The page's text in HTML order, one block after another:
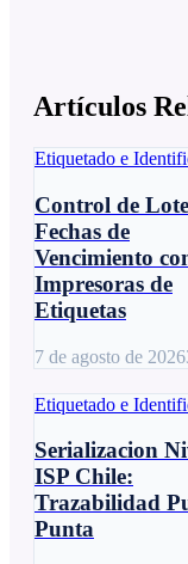
Artículos
Etiquetado e
Control de
Fechas de
Vencimiento
Impresoras de
Etiquetas
7 de agosto de 2026
Etiquetado e
Serializacion
ISP Chile:
Trazabilidad
Punta